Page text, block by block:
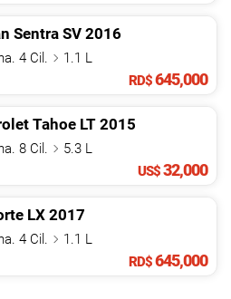
Sentra SV 2016
4 Cil.
1.1 L
RD$645,000
Tahoe LT 2015
8 Cil.
5.3 L
US$32,000
LX 2017
4 Cil.
1.1 L
RD$645,000